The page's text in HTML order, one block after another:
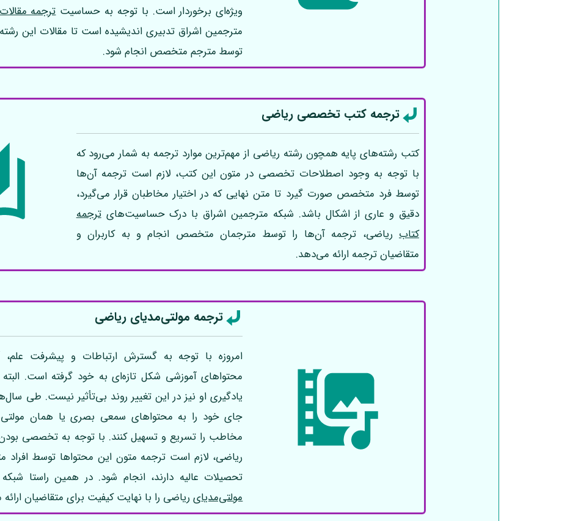
ویژه‌ای برخوردار است. با توجه به حساسیتترجمه
مترجمین اشراق تدبیری اندیشیده است تا مقالات این
توسط مترجم متخصص انجام شود.
ترجمه کتب تخصصی ریاضی
کتب رشته‌های پایه همچون رشته ریاضی از مهم‌ترین موارد ترجمه به شمار می‌رود که
با توجه به وجود اصطلاحات تخصصی در متون این کتب، لازم است ترجمه آن‌ها
توسط فرد متخصص صورت گیرد تا متن نهایی که در اختیار مخاطبان قرار می‌گیرد،
دقیق و عاری از اشکال باشد. شبکه مترجمین اشراق با درک حساسیت‌هایترجمه
کتاب ریاضی، ترجمه آن‌ها را توسط مترجمان متخصص انجام و به کاربران و
متقاضیان ترجمه ارائه می‌دهد.
ترجمه مولتی‌مدیای ریاضی
امروزه با توجه به گسترش ارتباطات و پیشرفت علم،
محتواهای آموزشی شکل تازه‌ای به خود گرفته است.
یادگیری او نیز در این تغییر روند بی‌تأثیر نیست. طی
جای خود را به محتواهای سمعی بصری یا همان
مخاطب را تسریع و تسهیل کنند. با توجه به تخصصی
ریاضی، لازم است ترجمه متون این محتواها توسط
تحصیلات عالیه دارند، انجام شود. در همین راستا
مولتی‌مدیای ریاضی را با نهایت کیفیت برای متقاضیان